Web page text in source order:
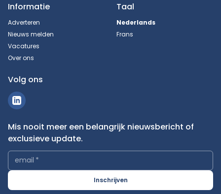
Informatie
Adverteren
Nieuws melden
Vacatures
Over ons
Taal
Nederlands
Frans
Volg ons
Mis nooit meer een belangrijk nieuwsbericht of
exclusieve update.
email *
Inschrijven